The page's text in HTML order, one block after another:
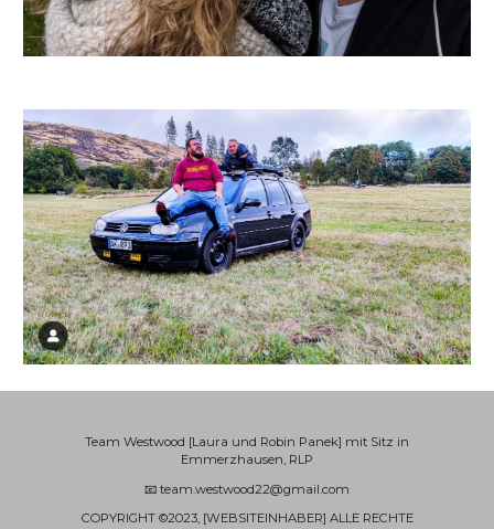
Team Westwood [Laura und Robin Panek] mit Sitz in
Emmerzhausen, RLP
📧 team.westwood22@gmail.com
COPYRIGHT ©2023, [WEBSITEINHABER] ALLE RECHTE